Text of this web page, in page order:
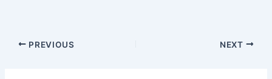
PREVIOUS NEXT